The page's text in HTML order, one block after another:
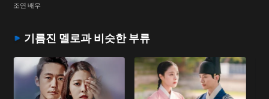
조연 배우
기름진 멜로과 비슷한 부류